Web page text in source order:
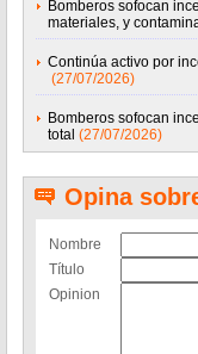
Bomberos sofocan
materiales, y
Continúa activo por
(27/07/2026)
Bomberos sofocan
total (27/07/2026)
Opina
Nombre
Título
Opinion